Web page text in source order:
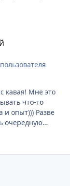
кавая! Мне это
что-то
и опыт))) Разве
очередную